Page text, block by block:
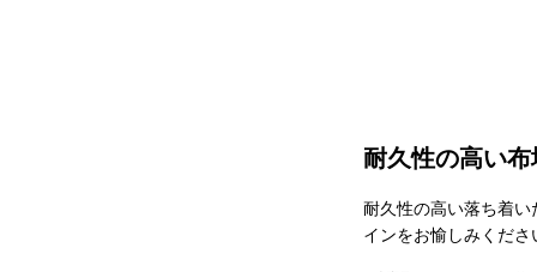
耐久性の高い
耐久性の高い落ち着
インをお愉しみくださ